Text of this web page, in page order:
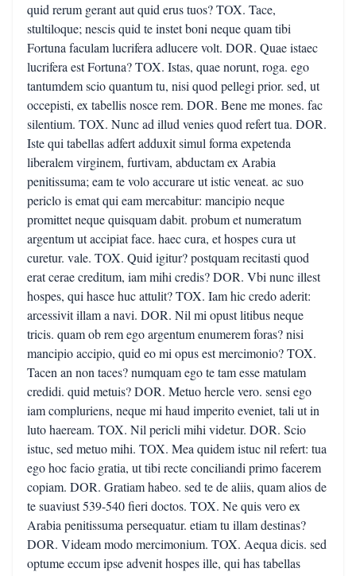
quid rerum gerant aut quid erus tuos? TOX. Tace,
stultiloque; nescis quid te instet boni neque quam tibi
Fortuna faculam lucrifera adlucere volt. DOR. Quae istaec
lucrifera est Fortuna? TOX. Istas, quae norunt, roga. ego
tantumdem scio quantum tu, nisi quod pellegi prior. sed, ut
occepisti, ex tabellis nosce rem. DOR. Bene me mones. fac
silentium. TOX. Nunc ad illud venies quod refert tua. DOR.
Iste qui tabellas adfert adduxit simul forma expetenda
liberalem virginem, furtivam, abductam ex Arabia
penitissuma; eam te volo accurare ut istic veneat. ac suo
periclo is emat qui eam mercabitur: mancipio neque
promittet neque quisquam dabit. probum et numeratum
argentum ut accipiat face. haec cura, et hospes cura ut
curetur. vale. TOX. Quid igitur? postquam recitasti quod
erat cerae creditum, iam mihi credis? DOR. Vbi nunc illest
hospes, qui hasce huc attulit? TOX. Iam hic credo aderit:
arcessivit illam a navi. DOR. Nil mi opust litibus neque
tricis. quam ob rem ego argentum enumerem foras? nisi
mancipio accipio, quid eo mi opus est mercimonio? TOX.
Tacen an non taces? numquam ego te tam esse matulam
credidi. quid metuis? DOR. Metuo hercle vero. sensi ego
iam compluriens, neque mi haud imperito eveniet, tali ut in
luto haeream. TOX. Nil pericli mihi videtur. DOR. Scio
istuc, sed metuo mihi. TOX. Mea quidem istuc nil refert: tua
ego hoc facio gratia, ut tibi recte conciliandi primo facerem
copiam. DOR. Gratiam habeo. sed te de aliis, quam alios de
te suaviust 539-540 fieri doctos. TOX. Ne quis vero ex
Arabia penitissuma persequatur. etiam tu illam destinas?
DOR. Videam modo mercimonium. TOX. Aequa dicis. sed
optume eccum ipse advenit hospes ille, qui has tabellas